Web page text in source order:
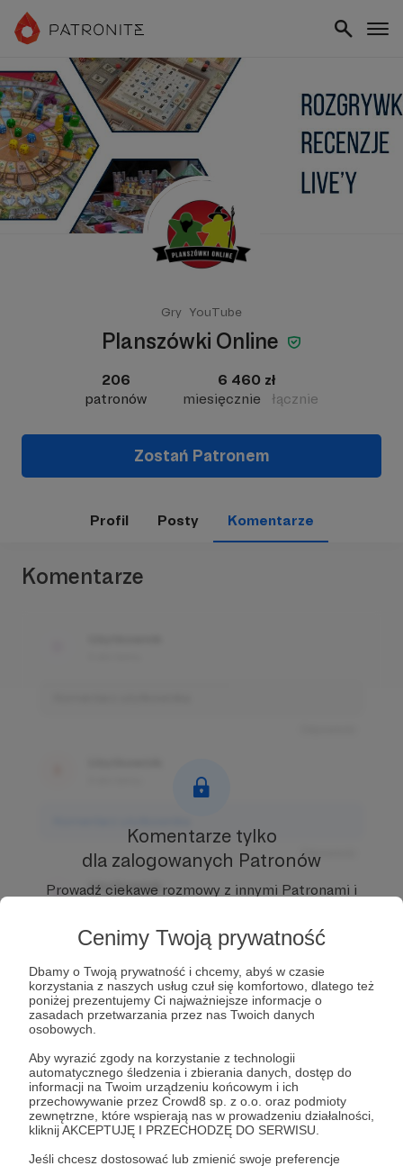
Cenimy Twoją prywatność
Dbamy o Twoją prywatność i chcemy, abyś w czasie
korzystania z naszych usług czuł się komfortowo, dlatego też
poniżej prezentujemy Ci najważniejsze informacje o
zasadach przetwarzania przez nas Twoich danych
osobowych.
Aby wyrazić zgody na korzystanie z technologii
automatycznego śledzenia i zbierania danych, dostęp do
informacji na Twoim urządzeniu końcowym i ich
przechowywanie przez Crowd8 sp. z o.o. oraz podmioty
zewnętrzne, które wspierają nas w prowadzeniu działalności,
kliknij AKCEPTUJĘ I PRZECHODZĘ DO SERWISU.
Jeśli chcesz dostosować lub zmienić swoje preferencje
Gry YouTube
Planszówki Online
206
patronów
6 460 zł
miesięcznie
łącznie
Zostań Patronem
Profil Posty Komentarze
Komentarze
Odpowiedz
Użytkownik
Komentarz użytkownika
Odpowiedz
Użytkownik
3 dni temu
Komentarz użytkownika
Odpowiedz
Komentarze tylko
dla zalogowanych Patronów
Prowadź ciekawe rozmowy z innymi Patronami i
Zostań Patronem